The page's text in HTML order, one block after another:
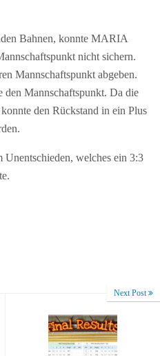
Bahnen, konnte MARIA
nicht sichern.
Mannschaftspunkt abgeben.
Mannschaftspunkt. Da die
den Rückstand in ein Plus
Unentschieden, welches ein 3:3
Next Post